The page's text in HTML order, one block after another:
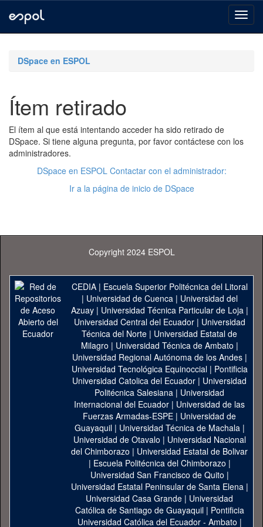
navigationDSpace en ESPOL
Ítem retirado
El ítem al que está intentando acceder ha sido retirado de
DSpace. Si tiene alguna pregunta, por favor contáctese con los
administradores.
DSpace en ESPOL Contactar con el administrador:
Ir a la página de inicio de DSpace
Copyright 2024 ESPOL
CEDIA| Escuela Superior Politécnica del Litoral
| Universidad de Cuenca| Universidad del
Azuay| Universidad Técnica Particular de Loja|
Universidad Central del Ecuador| Universidad
Técnica del Norte | Universidad Estatal de
Milagro | Universidad Técnica de Ambato |
Universidad Regional Autónoma de los Andes|
Universidad Tecnológica Equinoccial| Pontificia
Universidad Catolica del Ecuador | Universidad
Politécnica Salesiana | Universidad
Internacional del Ecuador | Universidad de las
Fuerzas Armadas-ESPE | Universidad de
Guayaquil| Universidad Técnica de Machala|
Universidad de Otavalo | Universidad Nacional
del Chimborazo | Universidad Estatal de Bolivar
| Escuela Politécnica del Chimborazo |
Universidad San Francisco de Quito |
Universidad Estatal Peninsular de Santa Elena|
Universidad Casa Grande | Universidad
Católica de Santiago de Guayaquil| Pontificia
Universidad Católica del Ecuador - Ambato |